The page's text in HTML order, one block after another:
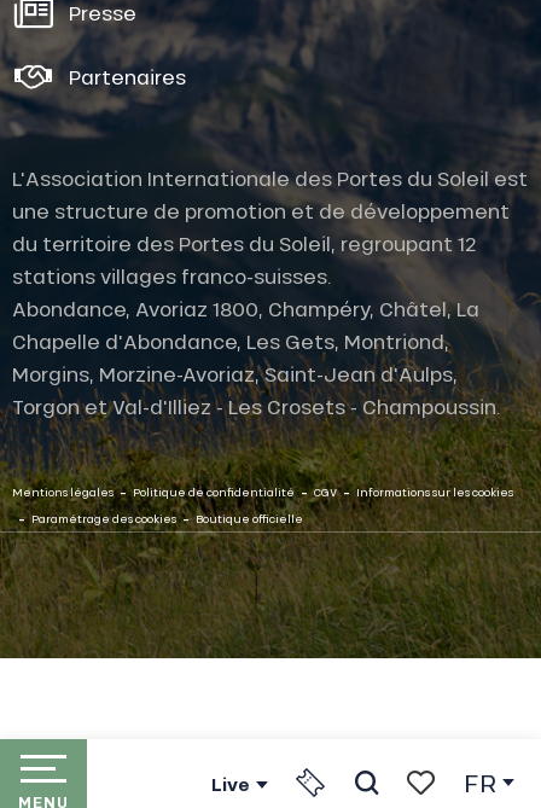
MENU
Live FR
Presse
Partenaires
L'Association Internationale des Portes du Soleil est
une structure de promotion et de développement
du territoire des Portes du Soleil, regroupant 12
stations villages franco-suisses.
Abondance, Avoriaz 1800, Champéry, Châtel, La
Chapelle d'Abondance, Les Gets, Montriond,
Morgins, Morzine-Avoriaz, Saint-Jean d'Aulps,
Torgon et Val-d'Illiez - Les Crosets - Champoussin.
Mentions légales - Politique de confidentialité - CGV - Informations sur les cookies
- Paramétrage des cookies - Boutique officielle